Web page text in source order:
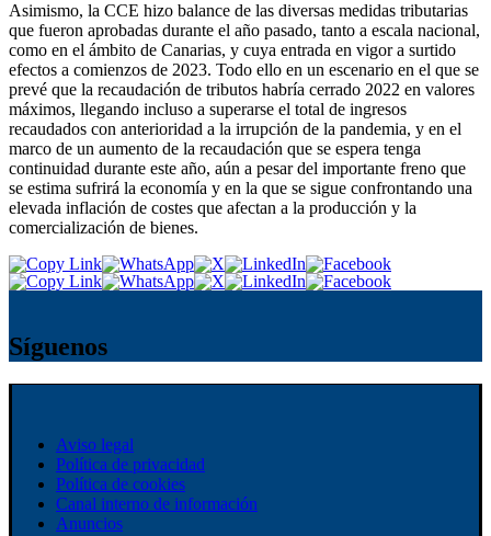
Asimismo, la CCE hizo balance de las diversas medidas tributarias
que fueron aprobadas durante el año pasado, tanto a escala nacional,
como en el ámbito de Canarias, y cuya entrada en vigor a surtido
efectos a comienzos de 2023. Todo ello en un escenario en el que se
prevé que la recaudación de tributos habría cerrado 2022 en valores
máximos, llegando incluso a superarse el total de ingresos
recaudados con anterioridad a la irrupción de la pandemia, y en el
marco de un aumento de la recaudación que se espera tenga
continuidad durante este año, aún a pesar del importante freno que
se estima sufrirá la economía y en la que se sigue confrontando una
elevada inflación de costes que afectan a la producción y la
comercialización de bienes.
Síguenos
Aviso legal
Política de privacidad
Política de cookies
Canal interno de información
Anuncios